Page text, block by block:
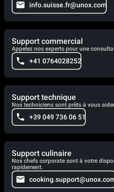
info.suisse.fr@unox.com
Support commercial
Appelez nos experts pour une
+41 0764028252
Support technique
Nos techniciens sont prêts à vous
+39 049 736 06 51
Support culinaire
Nos chefs corporate sont à votre
rapidement.